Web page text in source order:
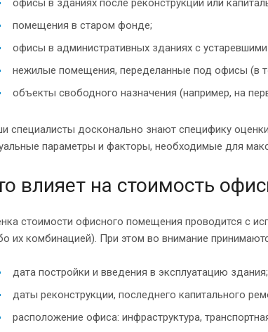
офисы в зданиях после реконструкции или
помещения в старом фонде;
офисы в административных зданиях с
нежилые помещения, переделанные под офисы (в
объекты свободного назначения (например, на
специалисты досконально знают специфику
параметры и факторы, необходимые для
влияет на стоимость
стоимости офисного помещения проводится с
их комбинацией). При этом во внимание
дата постройки и введения в эксплуатацию здания;
даты реконструкции, последнего капитального
расположение офиса: инфраструктура,